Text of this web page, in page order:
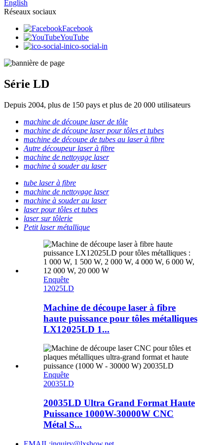
English
Réseaux sociaux
Facebook
YouTube
ico-social-in
Série LD
Depuis 2004, plus de 150 pays et plus de 20 000 utilisateurs
machine de découpe laser de tôle
machine de découpe laser pour tôles et tubes
machine de découpe de tubes au laser à fibre
Autre découpeur laser à fibre
machine de nettoyage laser
machine à souder au laser
tube laser à fibre
machine de nettoyage laser
machine à souder au laser
laser pour tôles et tubes
laser sur tôlerie
Petit laser métallique
Enquête
12025LD
Machine de découpe laser à fibre
haute puissance pour tôles métalliques
LX12025LD 1...
Enquête
20035LD
20035LD Ultra Grand Format Haute
Puissance 1000W-30000W CNC
Métal S...